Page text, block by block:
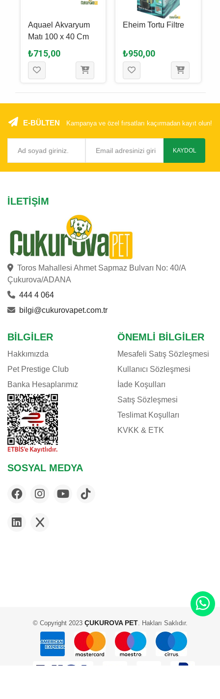
Aquael Akvaryum
Matı 100 x 40 Cm
₺715,00
Eheim Tortu Filtre
₺950,00
E-BÜLTEN Kampanya ve özel fırsatları kaçırmadan kayıt olun!
KAYDOL
İLETIŞIM
Toros Mahallesi Ahmet Sapmaz Bulvarı No: 40/A
Çukurova/ADANA
444 4 064
bilgi@cukurovapet.com.tr
BILGILER
Hakkımızda
Pet Prestige Club
Banka Hesaplarımız
ÖNEMLI BILGILER
Mesafeli Satış Sözleşmesi
Kullanıcı Sözleşmesi
İade Koşulları
Satış Sözleşmesi
Teslimat Koşulları
KVKK & ETK
SOSYAL MEDYA
© Copyright 2023ÇUKUROVA PET. Hakları Saklıdır.